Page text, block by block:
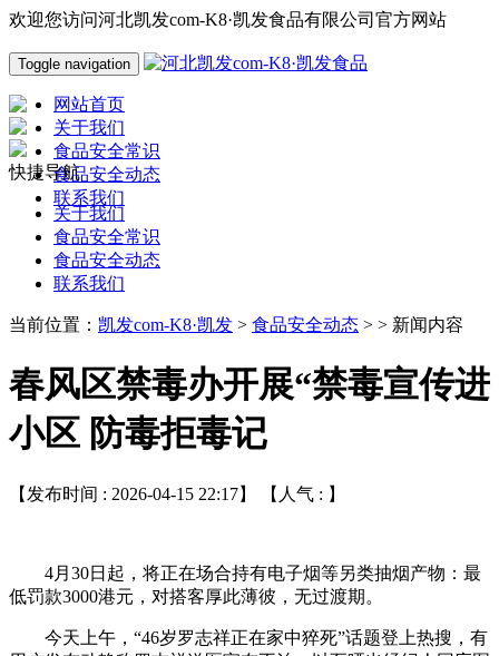
欢迎您访问河北凯发com-K8·凯发食品有限公司官方网站
Toggle navigation
网站首页
关于我们
食品安全常识
食品安全动态
联系我们
快捷导航
关于我们
食品安全常识
食品安全动态
联系我们
当前位置： 凯发com-K8·凯发 > 食品安全动态 > > 新闻内容
春风区禁毒办开展“禁毒宣传进
小区 防毒拒毒记
【发布时间 : 2026-04-15 22:17】 【人气 : 】
4月30日起，将正在场合持有电子烟等另类抽烟产物：最
低罚款3000港元，对搭客厚此薄彼，无过渡期。
今天上午，“46岁罗志祥正在家中猝死”话题登上热搜，有